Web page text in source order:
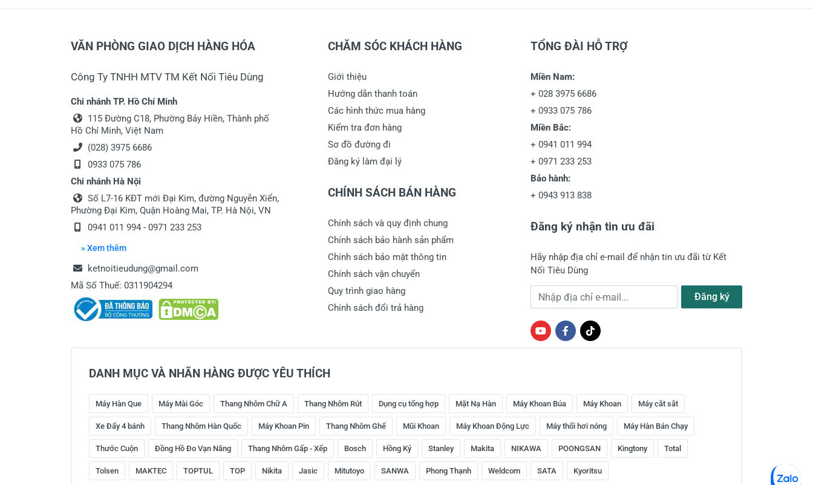
VĂN PHÒNG GIAO DỊCH HÀNG HÓA
Công Ty TNHH MTV TM Kết Nối Tiêu Dùng
Chi nhánh TP. Hồ Chí Minh
115 Đường C18, Phường Bảy Hiền, Thành phố
Hồ Chí Minh, Việt Nam
(028) 3975 6686
0933 075 786
Chi nhánh Hà Nội
Số L7-16 KĐT mới Đại Kim, đường Nguyễn Xiển,
Phường Đại Kim, Quận Hoàng Mai, TP. Hà Nội, VN
0941 011 994 - 0971 233 253
» Xem thêm
ketnoitieudung@gmail.com
Mã Số Thuế: 0311904294
CHĂM SÓC KHÁCH HÀNG
Giới thiệu
Hướng dẫn thanh toán
Các hình thức mua hàng
Kiểm tra đơn hàng
Sơ đồ đường đi
Đăng ký làm đại lý
CHÍNH SÁCH BÁN HÀNG
Chính sách và quy định chung
Chính sách bảo hành sản phẩm
Chính sách bảo mật thông tin
Chính sách vận chuyển
Quy trình giao hàng
Chính sách đổi trả hàng
TỔNG ĐÀI HỖ TRỢ
Miền Nam:
+ 028 3975 6686
+ 0933 075 786
Miền Bắc:
+ 0941 011 994
+ 0971 233 253
Bảo hành:
+ 0943 913 838
Đăng ký nhận tin ưu đãi
Hãy nhập địa chỉ e-mail để nhận tin ưu đãi từ Kết
Nối Tiêu Dùng
Địa chỉ e-mail Đăng ký
DANH MỤC VÀ NHÃN HÀNG ĐƯỢC YÊU THÍCH
Máy Hàn Que Máy Mài Góc Thang Nhôm Chữ A Thang Nhôm Rút Dụng cụ tổng hợp Mặt Nạ Hàn Máy Khoan Búa Máy Khoan Máy cắt sắt
Xe Đẩy 4 bánh Thang Nhôm Hàn Quốc Máy Khoan Pin Thang Nhôm Ghế Mũi Khoan Máy Khoan Động Lực Máy thổi hơi nóng Máy Hàn Bán Chạy
Thước Cuộn Đồng Hồ Đo Vạn Năng Thang Nhôm Gấp - Xếp Bosch Hồng Ký Stanley Makita NIKAWA POONGSAN Kingtony Total
Tolsen MAKTEC TOPTUL TOP Nikita Jasic Mitutoyo SANWA Phong Thạnh Weldcom SATA Kyoritsu